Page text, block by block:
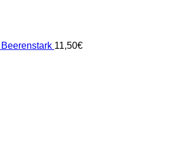
Beerenstark 11,50€